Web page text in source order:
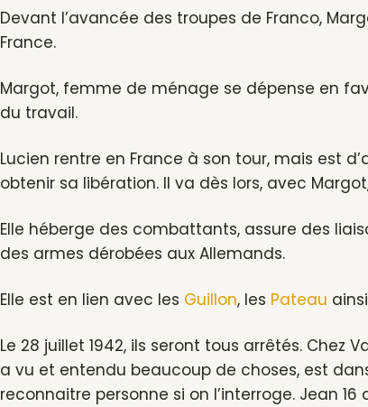
Devant l’avancée des troupes de Franco,
France.
Margot, femme de ménage se dépense en
du travail.
Lucien rentre en France à son tour, mais est
obtenir sa libération. Il va dès lors, avec Margot,
Elle héberge des combattants, assure des
des armes dérobées aux Allemands.
Elle est en lien avec les Guillon, les Pateau
Le 28 juillet 1942, ils seront tous arrêtés. Chez
a vu et entendu beaucoup de choses, est
reconnaitre personne si on l’interroge. Jean